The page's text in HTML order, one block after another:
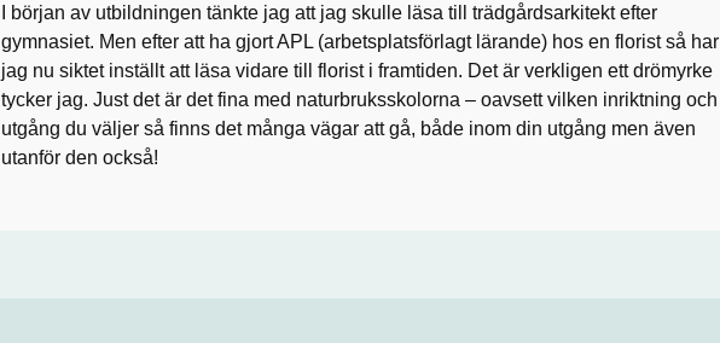
I början av utbildningen tänkte jag att jag skulle läsa till trädgårdsarkitekt efter
gymnasiet. Men efter att ha gjort APL (arbetsplatsförlagt lärande) hos en florist så har
jag nu siktet inställt att läsa vidare till florist i framtiden. Det är verkligen ett drömyrke
tycker jag. Just det är det fina med naturbruksskolorna – oavsett vilken inriktning och
utgång du väljer så finns det många vägar att gå, både inom din utgång men även
utanför den också!